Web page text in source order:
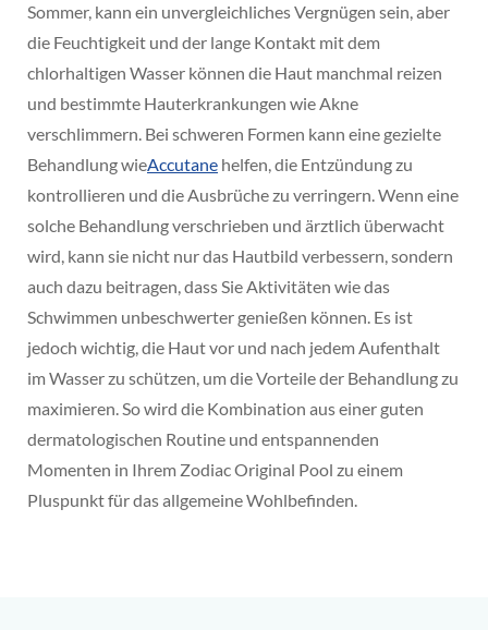
Sommer, kann ein unvergleichliches Vergnügen sein, aber
die Feuchtigkeit und der lange Kontakt mit dem
chlorhaltigen Wasser können die Haut manchmal reizen
und bestimmte Hauterkrankungen wie Akne
verschlimmern. Bei schweren Formen kann eine gezielte
Behandlung wieAccutane helfen, die Entzündung zu
kontrollieren und die Ausbrüche zu verringern. Wenn eine
solche Behandlung verschrieben und ärztlich überwacht
wird, kann sie nicht nur das Hautbild verbessern, sondern
auch dazu beitragen, dass Sie Aktivitäten wie das
Schwimmen unbeschwerter genießen können. Es ist
jedoch wichtig, die Haut vor und nach jedem Aufenthalt
im Wasser zu schützen, um die Vorteile der Behandlung zu
maximieren. So wird die Kombination aus einer guten
dermatologischen Routine und entspannenden
Momenten in Ihrem Zodiac Original Pool zu einem
Pluspunkt für das allgemeine Wohlbefinden.